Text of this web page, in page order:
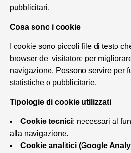
pubblicitari.
Cosa sono i cookie
I cookie sono piccoli file di testo
browser del visitatore per
navigazione. Possono servire per
statistiche o pubblicitarie.
Tipologie di cookie utilizzati
Cookie tecnici: necessari al
alla navigazione.
Cookie analitici (Google